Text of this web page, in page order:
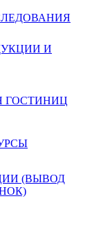
И
ГОСТИНИЦ
(ВЫВОД